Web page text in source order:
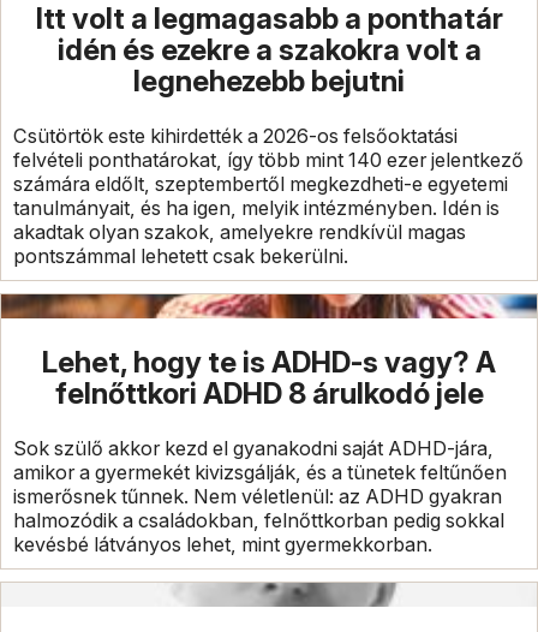
Itt volt a legmagasabb a ponthatár
idén és ezekre a szakokra volt a
legnehezebb bejutni
Csütörtök este kihirdették a 2026-os felsőoktatási
felvételi ponthatárokat, így több mint 140 ezer jelentkező
számára eldőlt, szeptembertől megkezdheti-e egyetemi
tanulmányait, és ha igen, melyik intézményben. Idén is
akadtak olyan szakok, amelyekre rendkívül magas
pontszámmal lehetett csak bekerülni.
Lehet, hogy te is ADHD-s vagy? A
felnőttkori ADHD 8 árulkodó jele
Sok szülő akkor kezd el gyanakodni saját ADHD-jára,
amikor a gyermekét kivizsgálják, és a tünetek feltűnően
ismerősnek tűnnek. Nem véletlenül: az ADHD gyakran
halmozódik a családokban, felnőttkorban pedig sokkal
kevésbé látványos lehet, mint gyermekkorban.